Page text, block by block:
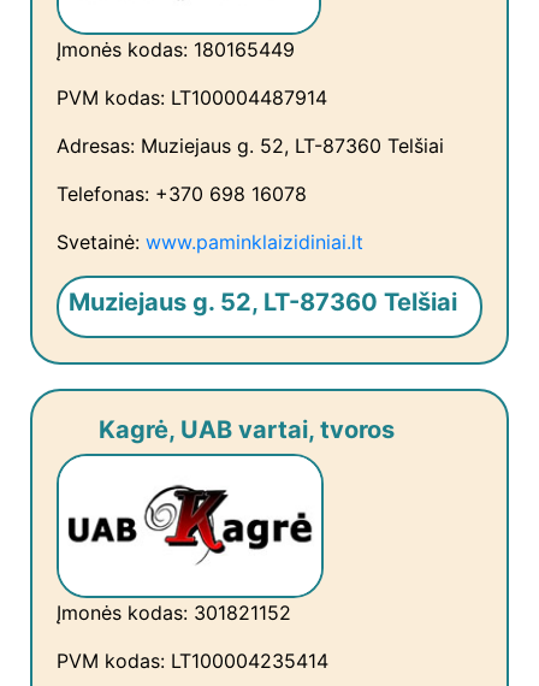
Įmonės kodas: 180165449
PVM kodas: LT100004487914
Adresas: Muziejaus g. 52, LT-87360 Telšiai
Telefonas: +370 698 16078
Svetainė: www.paminklaizidiniai.lt
Muziejaus g. 52, LT-87360 Telšiai
Kagrė, UAB vartai, tvoros
Įmonės kodas: 301821152
PVM kodas: LT100004235414